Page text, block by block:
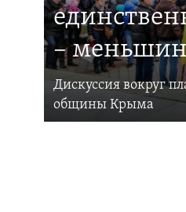
–
Дискуссия вокруг
общины Крыма